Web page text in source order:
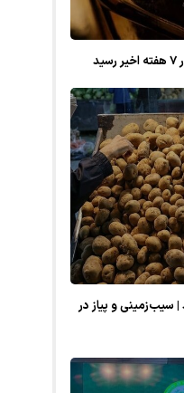
سیب‌زمینی و پیاز در